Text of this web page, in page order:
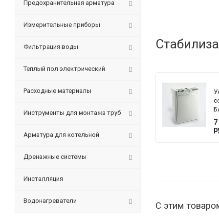
7
С этим
Предохранительная арматура
Измерительные приборы
Фильтрация воды
Теплый пол электрический
Расходные материалы
Инструменты для монтажа труб
Арматура для котельной
Дренажные системы
Инсталляция
Водонагреватели